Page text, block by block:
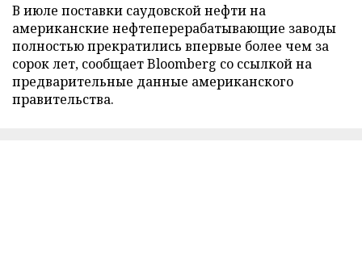
В июле поставки саудовской нефти на
американские нефтеперерабатывающие заводы
полностью прекратились впервые более чем за
сорок лет, сообщает Bloomberg со ссылкой на
предварительные данные американского
правительства.